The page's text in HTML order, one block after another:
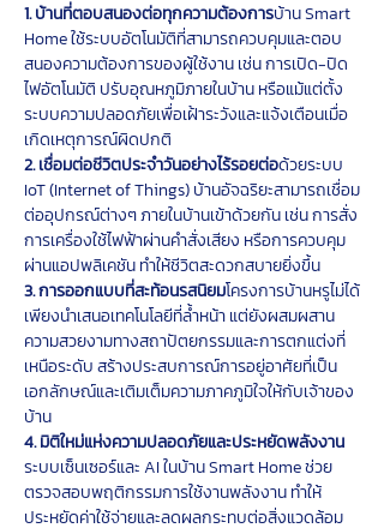
1. บ้านที่ตอบสนองต่อทุกความต้องการบ้าน Smart
Home ใช้ระบบอัตโนมัติที่สามารถควบคุมและตอบ
สนองความต้องการของผู้ใช้งาน เช่น การเปิด-ปิด
ไฟอัตโนมัติ ปรับอุณหภูมิภายในบ้าน หรือแม้แต่ตั้ง
ระบบความปลอดภัยเพื่อเฝ้าระวังและแจ้งเตือนเมื่อ
เกิดเหตุการณ์ผิดปกติ
2. เชื่อมต่อชีวิตประจำวันอย่างไร้รอยต่อด้วยระบบ
IoT (Internet of Things) บ้านอัจฉริยะสามารถเชื่อม
ต่ออุปกรณ์ต่างๆ ภายในบ้านเข้าด้วยกัน เช่น การสั่ง
การเครื่องใช้ไฟฟ้าผ่านคำสั่งเสียง หรือการควบคุม
ผ่านแอปพลิเคชัน ทำให้ชีวิตสะดวกสบายยิ่งขึ้น
3. การออกแบบที่สะท้อนรสนิยมโครงการบ้านหรูไม่ได้
เพียงนำเสนอเทคโนโลยีที่ล้ำหน้า แต่ยังผสมผสาน
ความสวยงามทางสถาปัตยกรรมและการตกแต่งที่
เหนือระดับ สร้างประสบการณ์การอยู่อาศัยที่เป็น
เอกลักษณ์และเติมเต็มความภาคภูมิใจให้กับเจ้าของ
บ้าน
4. มิติใหม่แห่งความปลอดภัยและประหยัดพลังงาน
ระบบเซ็นเซอร์และ AI ในบ้าน Smart Home ช่วย
ตรวจสอบพฤติกรรมการใช้งานพลังงาน ทำให้
ประหยัดค่าใช้จ่ายและลดผลกระทบต่อสิ่งแวดล้อม